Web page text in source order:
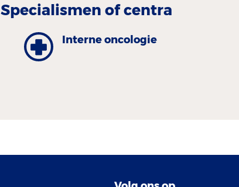
Specialismen of centra
Interne oncologie